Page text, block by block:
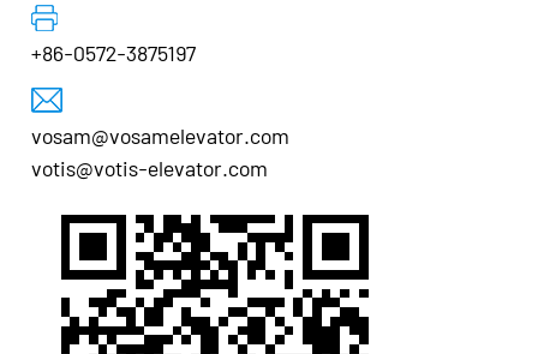
+86-0572-3875197
vosam@vosamelevator.com
votis@votis-elevator.com